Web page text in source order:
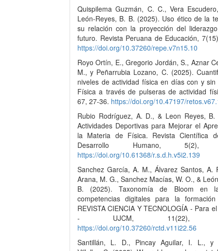
Quispilema Guzmán, C. C., Vera
León-Reyes, B. B. (2025). Uso ético de la
su relación con la proyección del
futuro. Revista Peruana de Educación,
https://doi.org/10.37260/repe.v7n15.10
Royo Ortín, E., Gregorio Jordán, S., Aznar
M., y Peñarrubia Lozano, C. (2025).
niveles de actividad física en días con y sin
Física a través de pulseras de actividad
67, 27-36. https://doi.org/10.47197/
Rubio Rodríguez, A. D., & Leon Reyes,
Actividades Deportivas para Mejorar el
la Materia de Física. Revista Científica
Desarrollo Humano, 5(2),
https://doi.org/10.61368/r.s.d.h.v5i2.139
Sanchez García, A. M., Álvarez Santos, A.
Arana, M. G., Sanchez Macías, W. O., &
B. (2025). Taxonomía de Bloom en
competencias digitales para la formación
REVISTA CIENCIA Y TECNOLOGÍA - Para
- UJCM, 11(22),
https://doi.org/10.37260/rctd.v11i22.56
Santillán, L. D., Pincay Aguilar, I. L., y